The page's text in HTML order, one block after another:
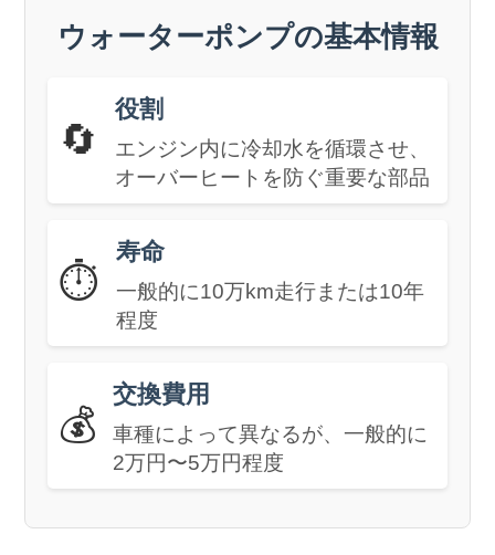
ウォーターポンプの基本情報
🔄
役割
エンジン内に冷却水を循環させ、
オーバーヒートを防ぐ重要な部品
⏱️
寿命
一般的に10万km走行または10年
程度
💰
交換費用
車種によって異なるが、一般的に
2万円〜5万円程度